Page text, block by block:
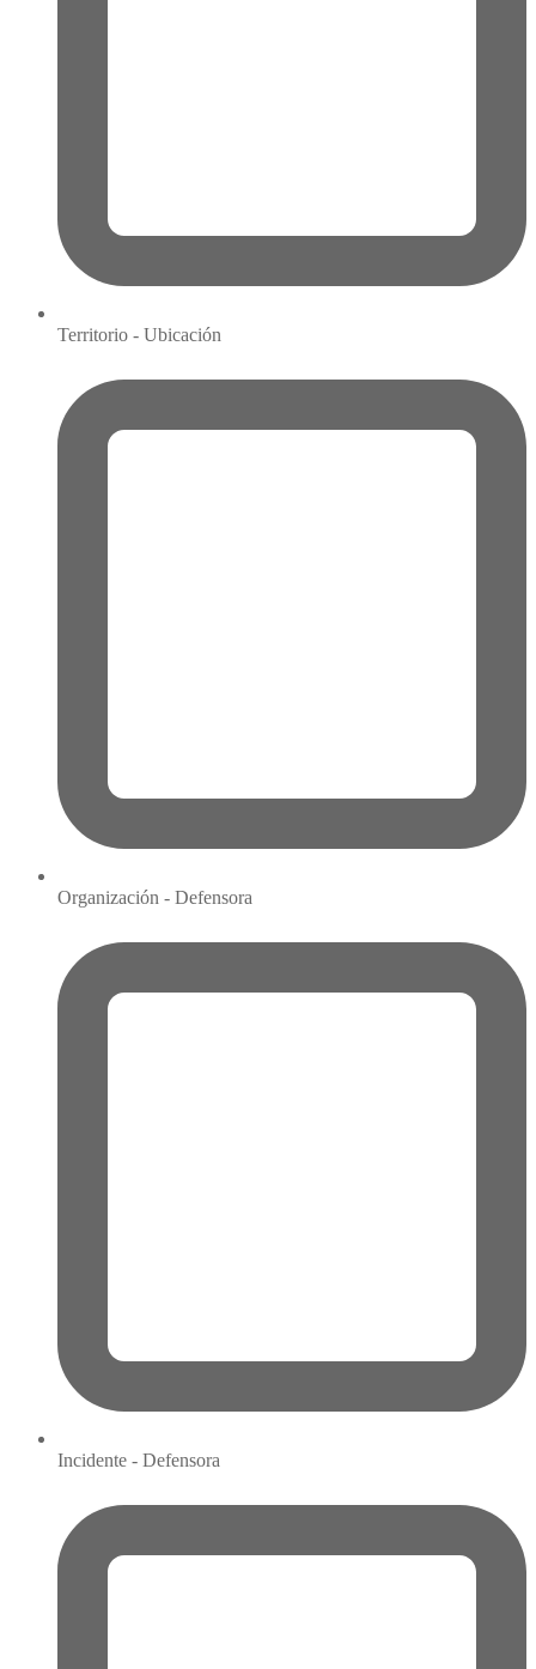
Territorio - Ubicación
Organización - Defensora
Incidente - Defensora